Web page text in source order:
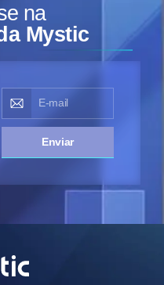
na
Mystic
Enviar